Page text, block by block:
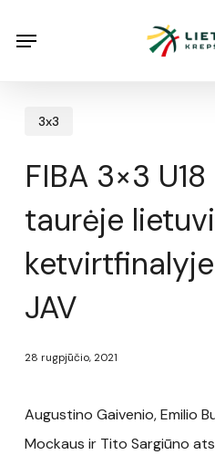
Menu
3x3
FIBA 3×3
taurėje
JAV
28 rugpjūčio, 2021
Augustino Gaivenio, Emilio
Mockaus ir Tito Sargiūno